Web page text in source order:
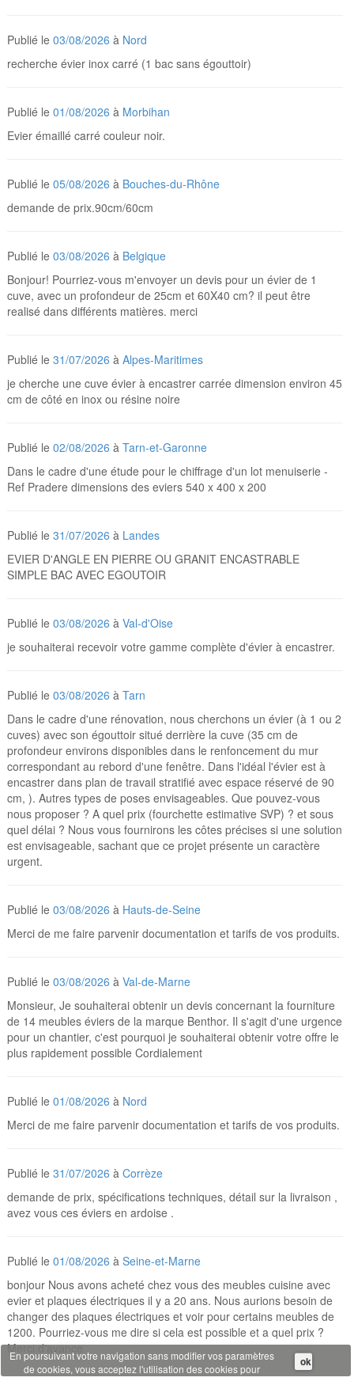
Publié le03/08/2026 à Nord
recherche évier inox carré (1 bac sans égouttoir)
Publié le01/08/2026 à Morbihan
Evier émaillé carré couleur noir.
Publié le05/08/2026 à Bouches-du-Rhône
demande de prix.90cm/60cm
Publié le03/08/2026 à Belgique
Bonjour! Pourriez-vous m'envoyer un devis pour un évier de 1
cuve, avec un profondeur de 25cm et 60X40 cm? il peut être
realisé dans différents matières. merci
Publié le31/07/2026 àAlpes-Maritimes
je cherche une cuve évier à encastrer carrée dimension environ 45
cm de côté en inox ou résine noire
Publié le02/08/2026 àTarn-et-Garonne
Dans le cadre d'une étude pour le chiffrage d'un lot menuiserie -
Ref Pradere dimensions des eviers 540 x 400 x 200
Publié le31/07/2026 à Landes
EVIER D'ANGLE EN PIERRE OU GRANIT ENCASTRABLE
SIMPLE BAC AVEC EGOUTOIR
Publié le03/08/2026 àVal-d'Oise
je souhaiterai recevoir votre gamme complète d'évier à encastrer.
Publié le03/08/2026 àTarn
Dans le cadre d'une rénovation, nous cherchons un évier (à 1 ou 2
cuves) avec son égouttoir situé derrière la cuve (35 cm de
profondeur environs disponibles dans le renfoncement du mur
correspondant au rebord d'une fenêtre. Dans l'idéal l'évier est à
encastrer dans plan de travail stratifié avec espace réservé de 90
cm, ). Autres types de poses envisageables. Que pouvez-vous
nous proposer ? A quel prix (fourchette estimative SVP) ? et sous
quel délai ? Nous vous fournirons les côtes précises si une solution
est envisageable, sachant que ce projet présente un caractère
urgent.
Publié le03/08/2026 à Hauts-de-Seine
Merci de me faire parvenir documentation et tarifs de vos produits.
Publié le03/08/2026 àVal-de-Marne
Monsieur, Je souhaiterai obtenir un devis concernant la fourniture
de 14 meubles éviers de la marque Benthor. Il s'agit d'une urgence
pour un chantier, c'est pourquoi je souhaiterai obtenir votre offre le
plus rapidement possible Cordialement
Publié le01/08/2026 à Nord
Merci de me faire parvenir documentation et tarifs de vos produits.
Publié le31/07/2026 àCorrèze
demande de prix, spécifications techniques, détail sur la livraison ,
avez vous ces éviers en ardoise .
Publié le01/08/2026 àSeine-et-Marne
bonjour Nous avons acheté chez vous des meubles cuisine avec
evier et plaques électriques il y a 20 ans. Nous aurions besoin de
changer des plaques électriques et voir pour certains meubles de
1200. Pourriez-vous me dire si cela est possible et a quel prix ?
Merci d'avance
En poursuivant votre navigation sans modifier vos paramètres
de cookies, vous acceptez l'utilisation des cookies pour
ok